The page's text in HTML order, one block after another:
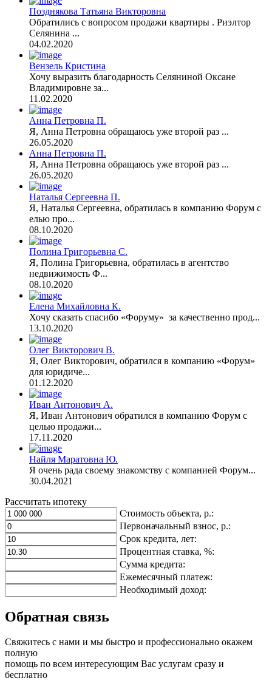
Позднякова Татьяна Викторовна
Обратились с вопросом продажи квартиры . Риэлтор
Селянина ...
04.02.2020
Вензель Кристина
Хочу выразить благодарность Селяниной Оксане
Владимировне за...
11.02.2020
Анна Петровна П.
Я, Анна Петровна обращаюсь уже второй раз ...
26.05.2020
Анна Петровна П.
Я, Анна Петровна обращаюсь уже второй раз ...
26.05.2020
Наталья Сергеевна П.
Я, Наталья Сергеевна, обратилась в компанию Форум с
елью про...
08.10.2020
Полина Григорьевна С.
Я, Полина Григорьевна, обратилась в агентство
недвижимость Ф...
08.10.2020
Елена Михайловна К.
Хочу сказать спасибо «Форуму» за качественно прод...
13.10.2020
Олег Викторович В.
Я, Олег Викторович, обратился в компанию «Форум»
для юридиче...
01.12.2020
Иван Антонович А.
Я, Иван Антонович обратился в компанию Форум с
целью продажи...
17.11.2020
Найля Маратовна Ю.
Я очень рада своему знакомству с компанией Форум...
30.04.2021
Рассчитать ипотеку
Стоимость объекта, р.:
Первоначальный взнос, р.:
Срок кредита, лет:
Процентная ставка, %:
Сумма кредита:
Ежемесячный платеж:
Необходимый доход:
Обратная связь
Свяжитесь с нами и мы быстро и профессионально окажем
полную
помощь по всем интересующим Вас услугам сразу и
бесплатно